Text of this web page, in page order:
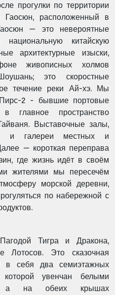
прогулки по территории
Гаосюн, расположенный в
— это невероятные
национальную китайскую
архитектурные изыски,
живописных холмов
это скоростные
течение реки Ай-хэ. Мы
2 - бывшие портовые
главное пространство
Выставочные залы,
и галереи местных и
— короткая переправа
где жизнь идёт в своём
жителями мы пересечём
морской деревни,
по набережной с
Тигра и Дракона,
Лотосов. Это сказочная
в себя два семиэтажных
которой увенчан белыми
а на обеих крышах